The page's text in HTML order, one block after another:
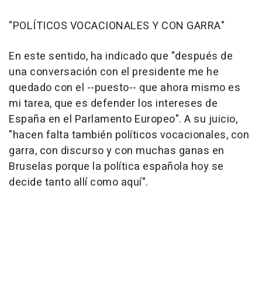
"POLÍTICOS VOCACIONALES Y CON GARRA"
En este sentido, ha indicado que "después de
una conversación con el presidente me he
quedado con el --puesto-- que ahora mismo es
mi tarea, que es defender los intereses de
España en el Parlamento Europeo". A su juicio,
"hacen falta también políticos vocacionales, con
garra, con discurso y con muchas ganas en
Bruselas porque la política española hoy se
decide tanto allí como aquí".